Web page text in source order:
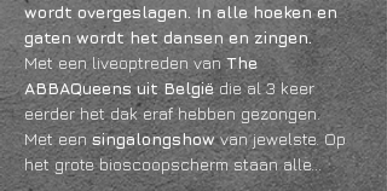
wordt overgeslagen. In alle hoeken en
gaten wordt het dansen en zingen.
Met een liveoptreden van The
ABBAQueens uit België die al 3 keer
eerder het dak eraf hebben gezongen.
Met een singalongshow van jewelste. Op
het grote bioscoopscherm staan alle…